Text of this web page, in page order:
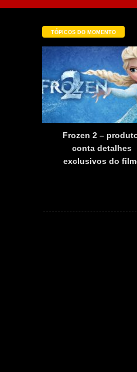
TÓPICOS DO MOMENTO
Frozen 2 –
conta detalhes
exclusivos do